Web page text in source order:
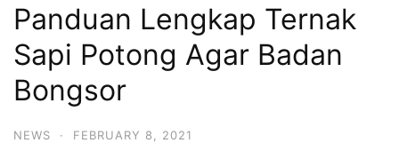
Panduan Lengkap Ternak
Sapi Potong Agar Badan
Bongsor
NEWS · FEBRUARY 8, 2021